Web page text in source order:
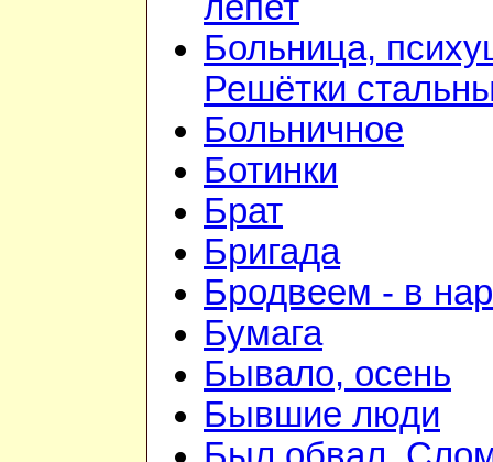
лепет
Больница,
Решётки
Больничное
Ботинки
Брат
Бригада
Бродвеем - в
Бумага
Бывало, осень
Бывшие люди